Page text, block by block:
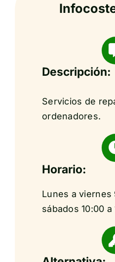
Descripción:
Servicios de
ordenadores.
Horario:
Lunes a viernes
sábados 10:00 a